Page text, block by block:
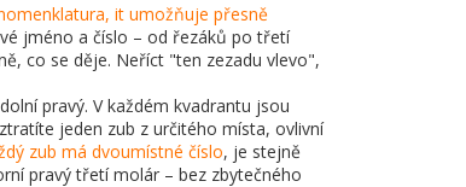
, it umožňuje přesně
jméno a číslo – od řezáků po třetí
co se děje. Neříct "ten zezadu vlevo",
pravý. V každém kvadrantu jsou
jeden zub z určitého místa, ovlivní
zub má dvoumístné číslo, je stejně
pravý třetí molár – bez zbytečného